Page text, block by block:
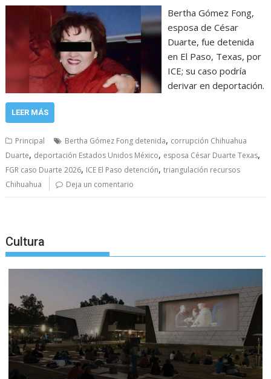
Bertha Gómez Fong,
esposa de César
Duarte, fue detenida
en El Paso, Texas, por
ICE; su caso podría
derivar en deportación.
LEER MÁS
Principal Bertha Gómez Fong detenida, corrupción Chihuahua
Duarte, deportación Estados Unidos México, esposa César Duarte Texas,
FGR caso Duarte 2026, ICE El Paso detención,triangulación recursos
Chihuahua
Deja un comentario
Cultura